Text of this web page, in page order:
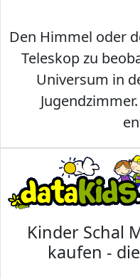
Den Himmel oder
Teleskop zu
Universum in
Kinder Schal
kaufen -